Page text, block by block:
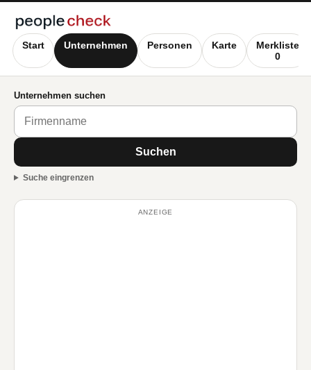
Start Unternehmen Personen Karte
Merkliste
0
Unternehmen suchen
Suchen
Suche eingrenzen
ANZEIGE